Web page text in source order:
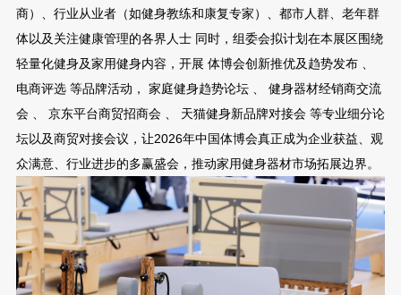
商）、行业从业者（如健身教练和康复专家）、都市人群、老年群
体以及关注健康管理的各界人士 同时，组委会拟计划在本展区围绕
轻量化健身及家用健身内容，开展 体博会创新推优及趋势发布 、
电商评选 等品牌活动， 家庭健身趋势论坛 、 健身器材经销商交流
会 、 京东平台商贸招商会 、 天猫健身新品牌对接会 等专业细分论
坛以及商贸对接会议，让2026年中国体博会真正成为企业获益、观
众满意、行业进步的多赢盛会，推动家用健身器材市场拓展边界。